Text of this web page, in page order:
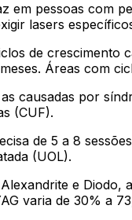
em pessoas com
lasers
de crescimento
Áreas com
causadas por
(CUF).
de 5 a 8
(UOL).
e
varia de 30% a